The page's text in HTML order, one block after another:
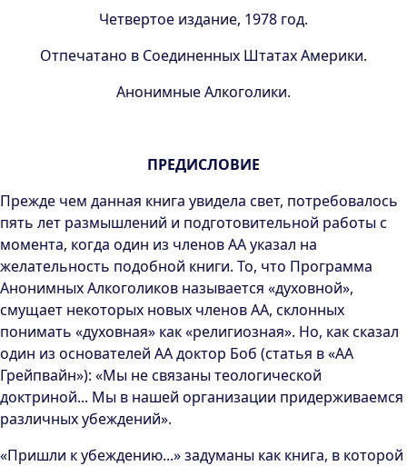
Четвертое издание, 1978 год.
Отпечатано в Соединенных Штатах Америки.
Анонимные Алкоголики.
ПРЕДИСЛОВИЕ
Прежде чем данная книга увидела свет, потребовалось
пять лет размышлений и подготовительной работы с
момента, когда один из членов АА указал на
желательность подобной книги. То, что Программа
Анонимных Алкоголиков называется «духовной»,
смущает некоторых новых членов АА, склонных
понимать «духовная» как «религиозная». Но, как сказал
один из основателей АА доктор Боб (статья в «АА
Грейпвайн»): «Мы не связаны теологической
доктриной... Мы в нашей организации придерживаемся
различных убеждений».
«Пришли к убеждению...» задуманы как книга, в которой